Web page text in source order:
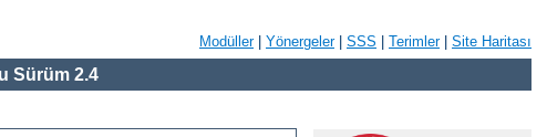
Modüller| Yönergeler| SSS Terimler| Site Haritası
Sürüm 2.4